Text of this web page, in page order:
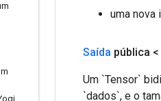
uma nova
Saída pública <
Um `Tensor`
`dados`, e o